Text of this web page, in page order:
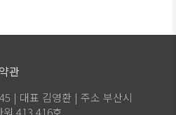
관
| 대표 김영환 | 주소 부산시
413,416호